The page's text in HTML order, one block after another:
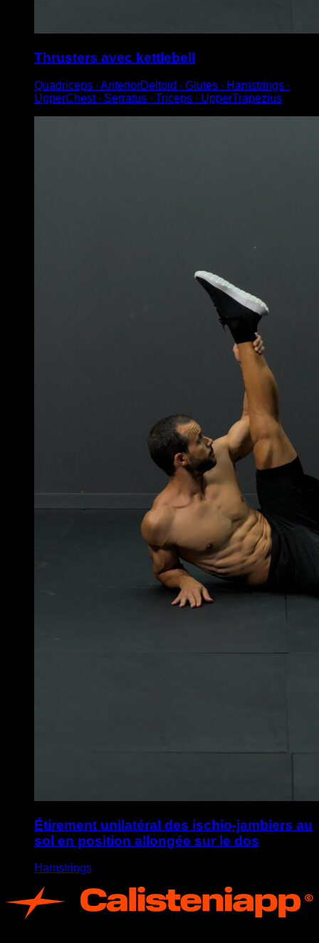
Thrusters avec kettlebell
Quadriceps ∙ AnteriorDeltoid ∙ Glutes ∙ Hamstrings ∙
UpperChest ∙ Serratus ∙ Triceps ∙ UpperTrapezius
Étirement unilatéral des ischio-jambiers au
sol en position allongée sur le dos
Hamstrings